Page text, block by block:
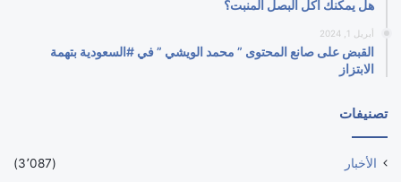
هل يمكنك أكل البصل المنبت؟
أبريل 1, 2024
القبض على صانع المحتوى ” محمد الويشي ” في #السعودية بتهمة
الابتزاز
تصنيفات
الأخبار (3٬087)